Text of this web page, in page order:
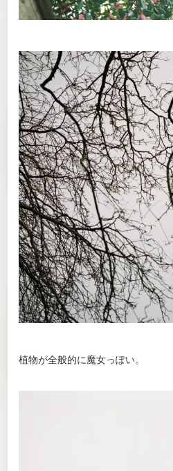
植物が全般的に魔女っぽい。